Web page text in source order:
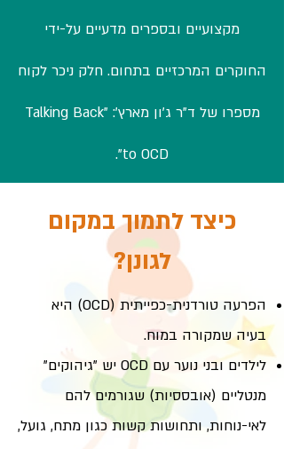
מקצועיים ובספרים מדעיים על-ידי
החוקרים המרכזיים בתחום. חלק ניכר לקוח
מספרו של ד"ר ג'ון מארץ': "Talking Back
to OCD".
כיצד לתמוך במקום
לגונן?
הפרעה טורדנית-כפייתית (OCD) היא
בעיה שמקורה במוח.
לילדים ובני נוער עם OCD יש "גיהוקים"
מנטליים (אובססיות) שגורמים להם
לאי-נוחות, ותחושות קשות כגון מתח, גועל,